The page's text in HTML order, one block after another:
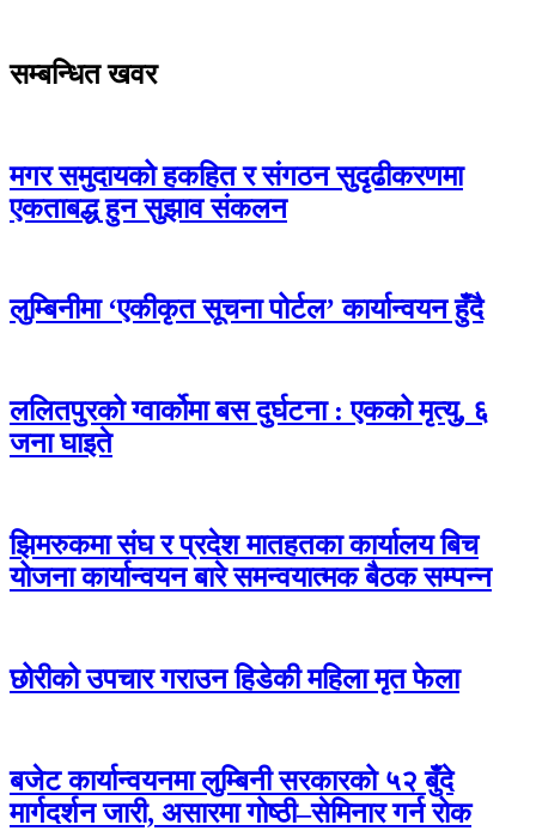
सम्बन्धित खवर
मगर समुदायको हकहित र संगठन सुदृढीकरणमा
एकताबद्ध हुन सुझाव संकलन
लुम्बिनीमा ‘एकीकृत सूचना पोर्टल’ कार्यान्वयन हुँदै
ललितपुरको ग्वार्कोमा बस दुर्घटना : एकको मृत्यु, ६
जना घाइते
झिमरुकमा संघ र प्रदेश मातहतका कार्यालय बिच
योजना कार्यान्वयन बारे समन्वयात्मक बैठक सम्पन्न
छोरीको उपचार गराउन हिडेकी महिला मृत फेला
बजेट कार्यान्वयनमा लुम्बिनी सरकारको ५२ बुँदे
मार्गदर्शन जारी, असारमा गोष्ठी–सेमिनार गर्न रोक